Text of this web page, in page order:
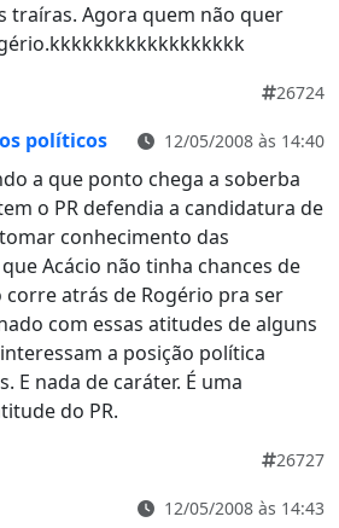
traíras. Agora quem não quer
26724
políticos 12/05/2008 às 14:40
a que ponto chega a soberba
o PR defendia a candidatura de
conhecimento das
Acácio não tinha chances de
corre atrás de Rogério pra ser
com essas atitudes de alguns
a posição política
E nada de caráter. É uma
do PR.
26727
12/05/2008 às 14:43